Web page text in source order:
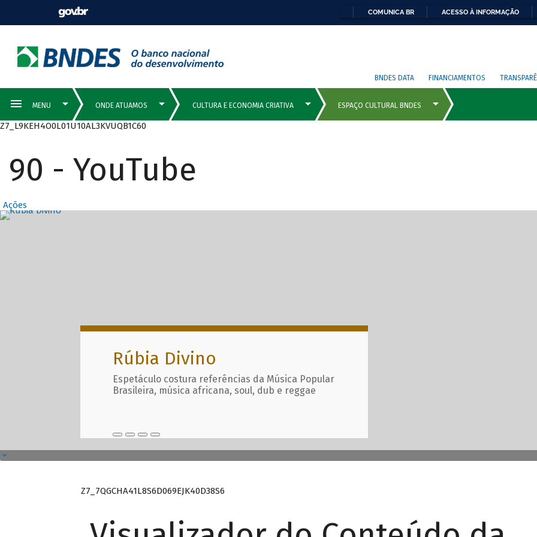
COMUNICA BR ACESSO À INFORMAÇÃO
BNDES DATA FINANCIAMENTOS
Z7_L9KEH4O0L01U10AL3KVUQB1C60
90 - YouTube
Ações
Destaques Principais com
Rúbia Divino
Espetáculo costura referências da Música Popular
Brasileira, música africana, soul, dub e reggae
Z7_7QGCHA41L8S6D069EJK40D38S6